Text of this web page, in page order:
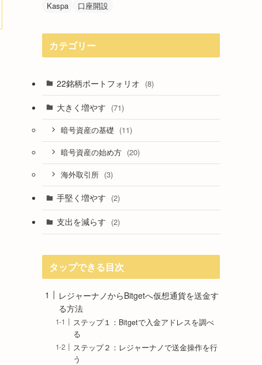
Kaspa 口座開設
カテゴリー
22銘柄ポートフォリオ (8)
大きく増やす (71)
暗号資産の基礎 (11)
暗号資産の始め方 (20)
海外取引所 (3)
手堅く増やす (2)
支出を減らす (2)
タップできる目次
レジャーナノからBitgetへ仮想通貨を送金す
る方法
ステップ１：Bitgetで入金アドレスを調べ
る
ステップ２：レジャーナノで送金操作を行
う